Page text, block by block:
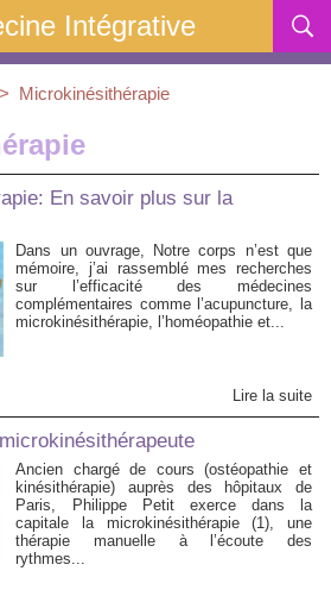
Intégrative
> Microkinésithérapie
En savoir plus sur la
Dans un ouvrage, Notre corps n’est que
mémoire, j’ai rassemblé mes recherches
sur l’efficacité des médecines
complémentaires comme l’acupuncture, la
microkinésithérapie, l’homéopathie et...
Lire la suite
Ancien chargé de cours (ostéopathie et
kinésithérapie) auprès des hôpitaux de
Paris, Philippe Petit exerce dans la
capitale la microkinésithérapie (1), une
thérapie manuelle à l’écoute des
rythmes...